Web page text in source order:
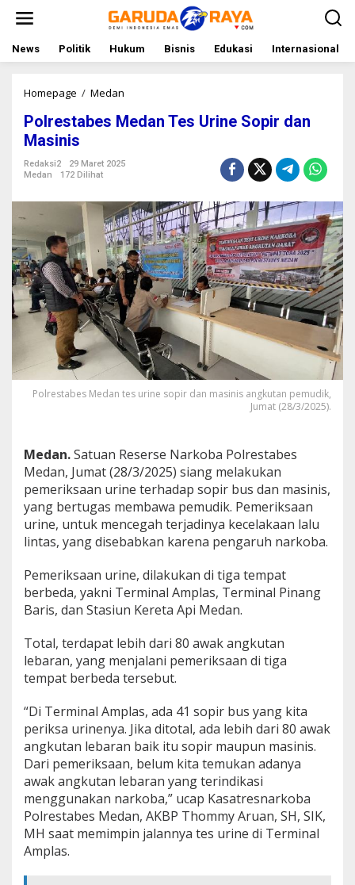
t
News Politik Hukum Bisnis Edukasi Internasional
Homepage / Medan
l
s
b
e
s
M
e
d
a
n
T
e
s
U
r
i
o
p
i
r
d
a
M
s
i
n
s
Polrestabes Medan Tes Urine Sopir dan
Masinis
Redaksi2
29 Maret 2025
Medan
172 Dilihat
Polrestabes Medan tes urine sopir dan masinis angkutan pemudik,
Jumat (28/3/2025).
Medan.Satuan Reserse Narkoba Polrestabes
Medan, Jumat (28/3/2025) siang melakukan
pemeriksaan urine terhadap sopir bus dan masinis,
yang bertugas membawa pemudik. Pemeriksaan
urine, untuk mencegah terjadinya kecelakaan lalu
lintas, yang disebabkan karena pengaruh narkoba.
Pemeriksaan urine, dilakukan di tiga tempat
berbeda, yakni Terminal Amplas, Terminal Pinang
Baris, dan Stasiun Kereta Api Medan.
Total, terdapat lebih dari 80 awak angkutan
lebaran, yang menjalani pemeriksaan di tiga
tempat berbeda tersebut.
“Di Terminal Amplas, ada 41 sopir bus yang kita
periksa urinenya. Jika ditotal, ada lebih dari 80 awak
angkutan lebaran baik itu sopir maupun masinis.
Dari pemeriksaan, belum kita temukan adanya
awak angkutan lebaran yang terindikasi
menggunakan narkoba,” ucap Kasatresnarkoba
Polrestabes Medan, AKBP Thommy Aruan, SH, SIK,
MH saat memimpin jalannya tes urine di Terminal
Amplas.